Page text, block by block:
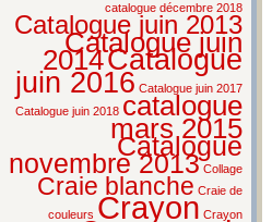
catalogue décembre 2018
Catalogue juin 2013
Catalogue juin
2014Catalogue
juin 2016 Catalogue juin 2017
Catalogue juin 2018 catalogue
mars 2015
Catalogue
novembre 2013 Collage
Craie blanche Craie de
couleurs Crayon Crayon